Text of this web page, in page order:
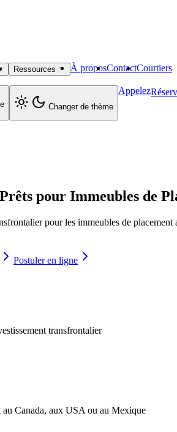
Ressources À proposContactCourtiers
Changer de thème
Appelez
pour Immeubles de
pour les immeubles de
Postuler en ligne
transfrontalier
Canada, aux USA ou au Mexique